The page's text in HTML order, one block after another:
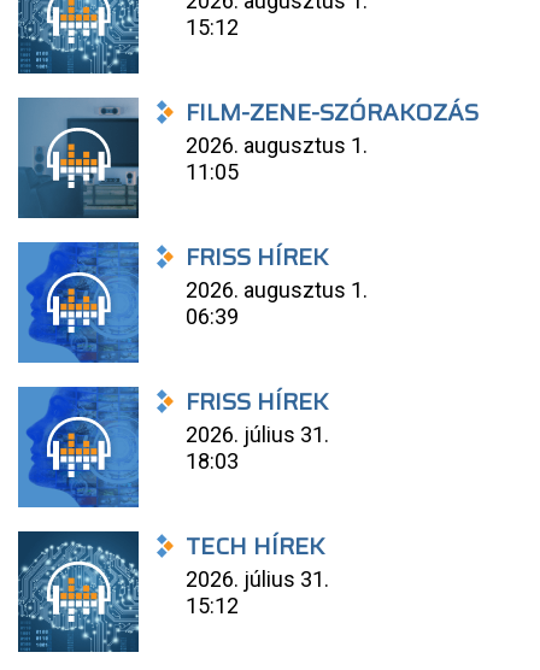
15:12
FILM-ZENE-SZÓRAKOZÁS
2026. augusztus 1.
11:05
FRISS HÍREK
2026. augusztus 1.
06:39
FRISS HÍREK
2026. július 31.
18:03
TECH HÍREK
2026. július 31.
15:12